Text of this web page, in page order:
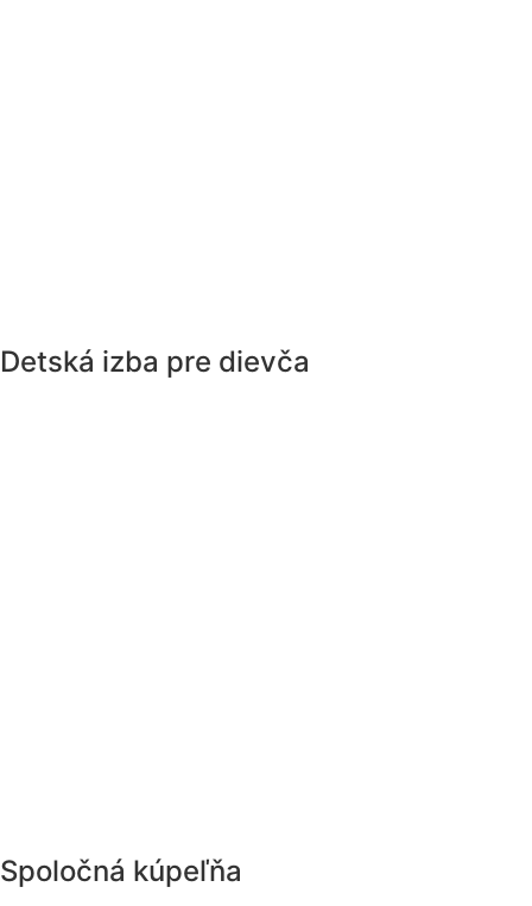
Detská izba pre dievča
Spoločná kúpeľňa